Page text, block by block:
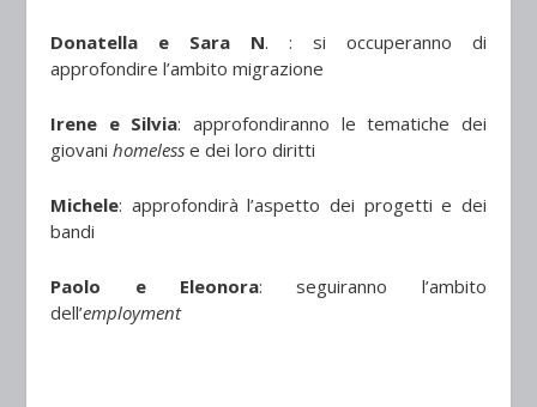
Donatella e Sara N. : si occuperanno di
approfondire l’ambito migrazione
Irene e Silvia: approfondiranno le tematiche dei
giovanihomeless e dei loro diritti
Michele: approfondirà l’aspetto dei progetti e dei
bandi
Paolo e Eleonora: seguiranno l’ambito
dell’employment